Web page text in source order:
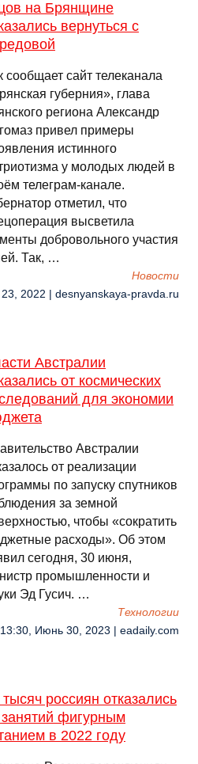
на Брянщине
вернуться с
сообщает сайт телеканала
губерния», глава
региона Александр
привел примеры
истинного
у молодых людей в
телеграм-канале.
отметил, что
высветила
добровольного участия
Так, …
Новости
2022 | desnyanskaya-pravda.ru
Австралии
от космических
для экономии
Австралии
от реализации
по запуску спутников
за земной
чтобы «сократить
расходы». Об этом
сегодня, 30 июня,
промышленности и
Эд Гусич. …
Технологии
13:30, Июнь 30, 2023 | eadaily.com
тысяч россиян отказались
занятий фигурным
в 2022 году